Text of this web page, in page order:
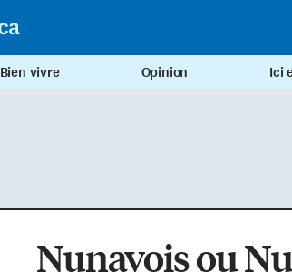
Bien vivre Opinion Ici
Nunavois ou